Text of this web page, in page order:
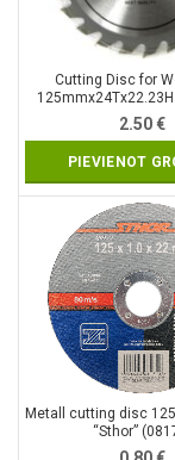
Cutting Disc for
125mmx24Tx22.23H
2.50€
PIEVIENOT
Metall cutting disc
“Sthor”